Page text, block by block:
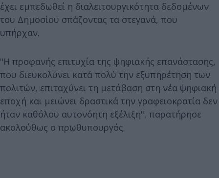
έχει εμπεδωθεί η διαλειτουργικότητα δεδομένων
του Δημοσίου σπάζοντας τα στεγανά, που
υπήρχαν.
"Η προφανής επιτυχία της ψηφιακής επανάστασης,
που διευκολύνει κατά πολύ την εξυπηρέτηση των
πολιτών, επιταχύνει τη μετάβαση στη νέα ψηφιακή
εποχή και μειώνει δραστικά την γραφειοκρατία δεν
ήταν καθόλου αυτονόητη εξέλιξη", παρατήρησε
ακολούθως ο πρωθυπουργός.